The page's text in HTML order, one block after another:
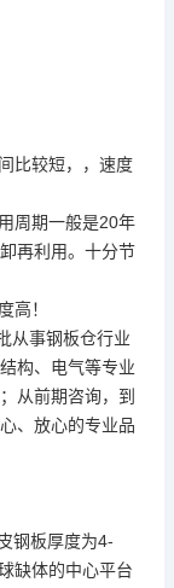
比较短，，速度
周期一般是20年
再利用。十分节
！
从事钢板仓行业
构、电气等专业
从前期咨询，到
、放心的专业品
钢板厚度为4-
缺体的中心平台